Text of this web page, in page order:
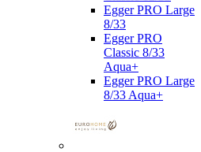
Egger PRO Large
8/33
Egger PRO
Classic 8/33
Aqua+
Egger PRO Large
8/33 Aqua+